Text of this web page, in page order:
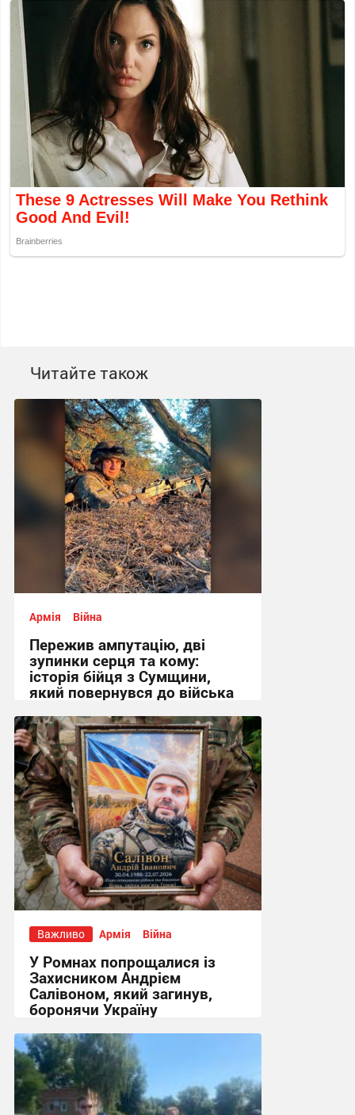
Читайте також
Армія Війна
Пережив ампутацію, дві
зупинки серця та кому:
історія бійця з Сумщини,
який повернувся до війська
09:24, 30.07.2026
Важливо Армія Війна
У Ромнах попрощалися із
Захисником Андрієм
Салівоном, який загинув,
боронячи Україну
13:36, 28.07.2026